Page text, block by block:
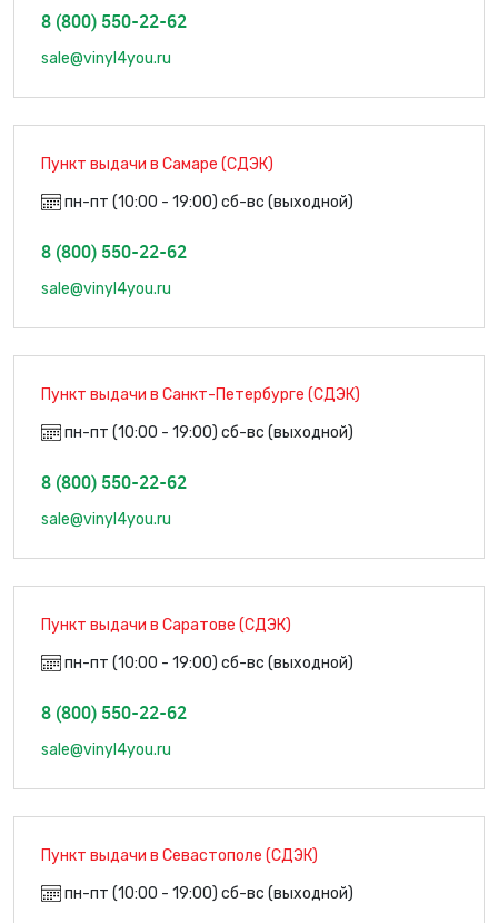
8 (800) 550-22-62
sale@vinyl4you.ru
Пункт выдачи в Самаре (СДЭК)
пн-пт (10:00 - 19:00) сб-вс (выходной)
8 (800) 550-22-62
sale@vinyl4you.ru
Пункт выдачи в Санкт-Петербурге (СДЭК)
пн-пт (10:00 - 19:00) сб-вс (выходной)
8 (800) 550-22-62
sale@vinyl4you.ru
Пункт выдачи в Саратове (СДЭК)
пн-пт (10:00 - 19:00) сб-вс (выходной)
8 (800) 550-22-62
sale@vinyl4you.ru
Пункт выдачи в Севастополе (СДЭК)
пн-пт (10:00 - 19:00) сб-вс (выходной)